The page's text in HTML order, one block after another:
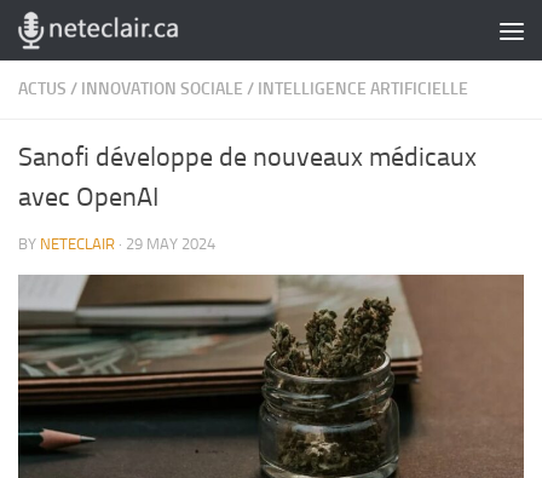
Skip to content
ACTUS / INNOVATION SOCIALE / INTELLIGENCE ARTIFICIELLE
Sanofi développe de nouveaux médicaux
avec OpenAI
BY NETECLAIR · 29 MAY 2024